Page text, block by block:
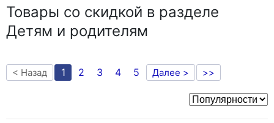
Товары со скидкой в разделе
Детям и родителям
< Назад 1 2 3 4 5 Далее > >>